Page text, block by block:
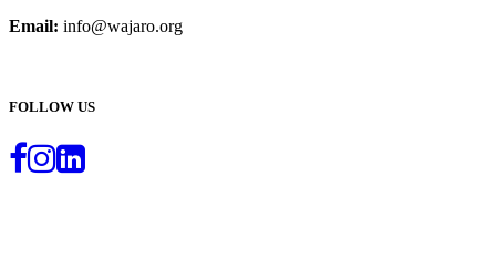
Email: info@wajaro.org
FOLLOW US